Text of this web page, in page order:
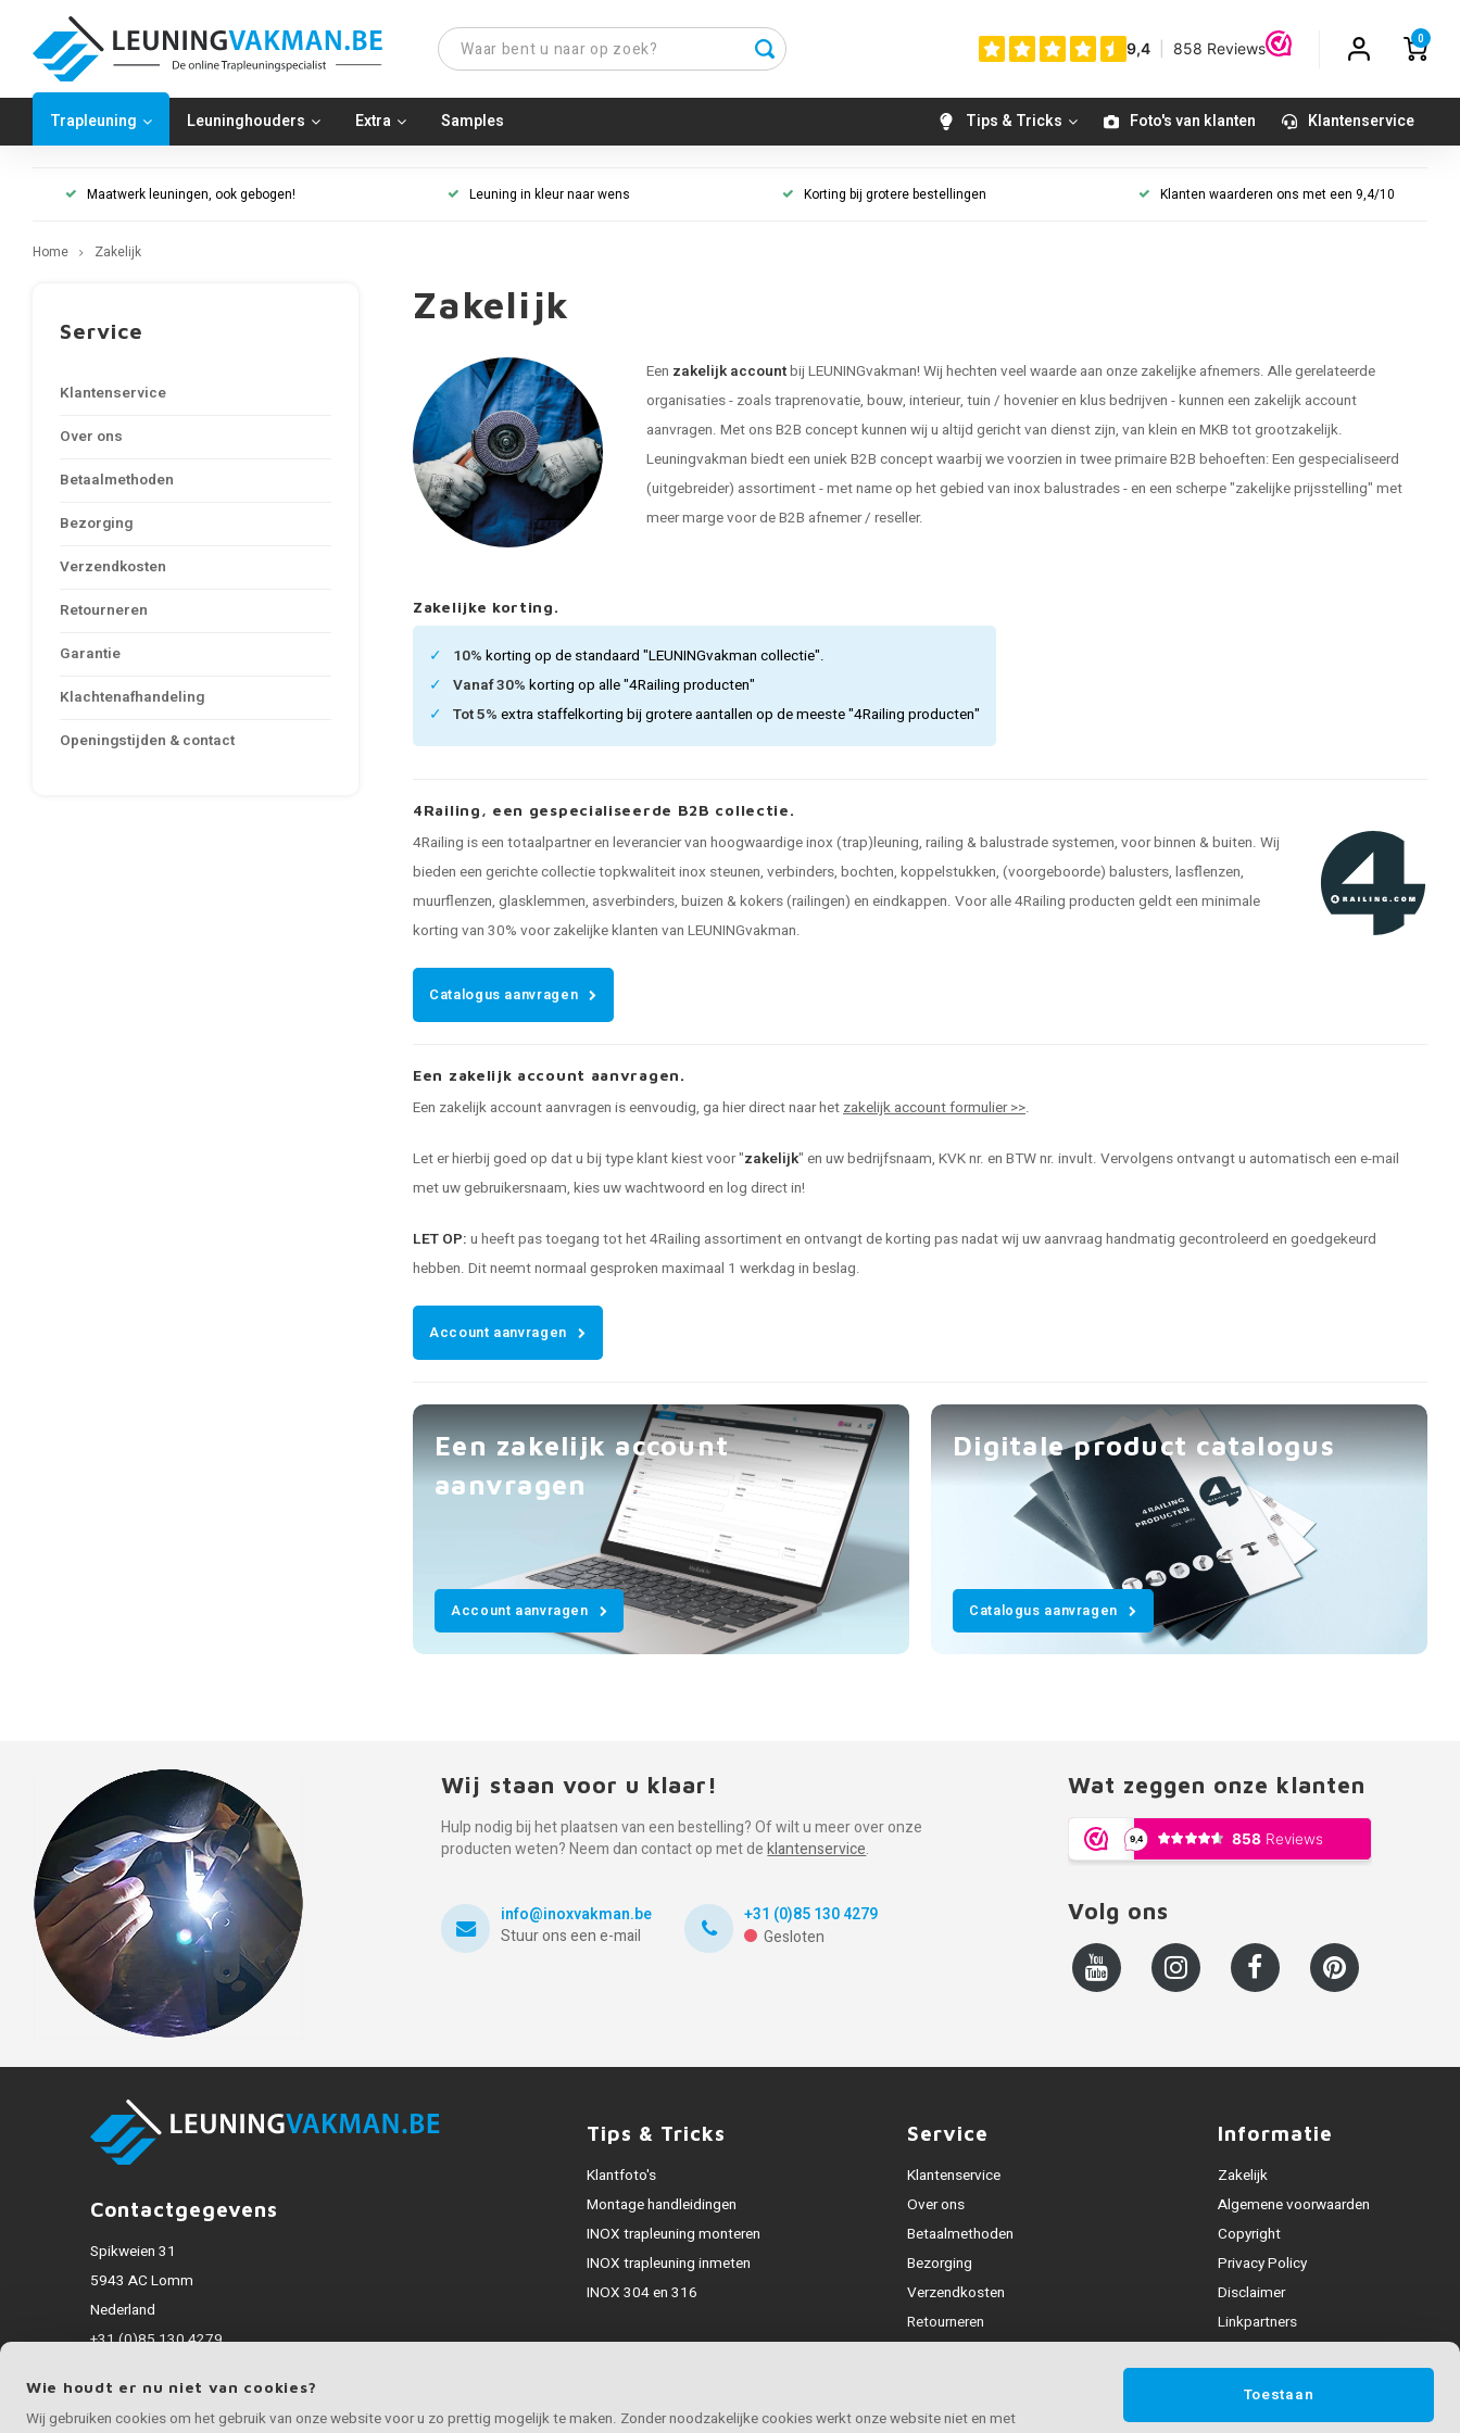
0
Trapleuning Leuninghouders Extra Samples Tips & Tricks Foto's van klanten Klantenservice
Maatwerk leuningen, ook gebogen! Leuning in kleur naar wens Korting bij grotere bestellingen Klanten waarderen ons met een 9,4/10
Home Zakelijk
Service
Klantenservice
Over ons
Betaalmethoden
Bezorging
Verzendkosten
Retourneren
Garantie
Klachtenafhandeling
Openingstijden & contact
Zakelijk
Een zakelijk accountbij LEUNINGvakman! Wij hechten veel waarde aan onze zakelijke afnemers. Alle gerelateerde
organisaties - zoals traprenovatie, bouw, interieur, tuin / hovenier en klus bedrijven - kunnen een zakelijk account
aanvragen. Met ons B2B concept kunnen wij u altijd gericht van dienst zijn, van klein en MKB tot grootzakelijk.
Leuningvakman biedt een uniek B2B concept waarbij we voorzien in twee primaire B2B behoeften: Een gespecialiseerd
(uitgebreider) assortiment - met name op het gebied van inox balustrades - en een scherpe "zakelijke prijsstelling" met
meer marge voor de B2B afnemer / reseller.
Zakelijke korting.
10% korting op de standaard "LEUNINGvakman collectie".
Vanaf 30% korting op alle "4Railing producten"
Tot 5% extra staffelkorting bij grotere aantallen op de meeste "4Railing producten"
4Railing, een gespecialiseerde B2B collectie.
4Railing is een totaalpartner en leverancier van hoogwaardige inox (trap)leuning, railing & balustrade systemen, voor binnen & buiten. Wij
bieden een gerichte collectie topkwaliteit inox steunen, verbinders, bochten, koppelstukken, (voorgeboorde) balusters, lasflenzen,
muurflenzen, glasklemmen, asverbinders, buizen & kokers (railingen) en eindkappen. Voor alle 4Railing producten geldt een minimale
korting van 30% voor zakelijke klanten van LEUNINGvakman.
Catalogus aanvragen
Een zakelijk account aanvragen.
Een zakelijk account aanvragen is eenvoudig, ga hier direct naar hetzakelijk account formulier >>.
Let er hierbij goed op dat u bij type klant kiest voor "zakelijk" en uw bedrijfsnaam, KVK nr. en BTW nr. invult. Vervolgens ontvangt u automatisch een e-mail
met uw gebruikersnaam, kies uw wachtwoord en log direct in!
LET OP: u heeft pas toegang tot het 4Railing assortiment en ontvangt de korting pas nadat wij uw aanvraag handmatig gecontroleerd en goedgekeurd
hebben. Dit neemt normaal gesproken maximaal 1 werkdag in beslag.
Account aanvragen
Een zakelijk account
aanvragen
Account aanvragen
Digitale product catalogus
Catalogus aanvragen
Wij staan voor u klaar!
Hulp nodig bij het plaatsen van een bestelling? Of wilt u meer over onze
producten weten? Neem dan contact op met deklantenservice.
info@inoxvakman.be
Stuur ons een e-mail
+31 (0)85 130 4279
Gesloten
Wat zeggen onze klanten
Volg ons
Contactgegevens
Spikweien 31
5943 AC Lomm
Nederland
+31 (0)85 130 4279
Alle bedragen zijn incl. BTW
Tips & Tricks
Klantfoto's
Montage handleidingen
INOX trapleuning monteren
INOX trapleuning inmeten
INOX 304 en 316
Service
Klantenservice
Over ons
Betaalmethoden
Bezorging
Verzendkosten
Retourneren
Openingstijden & contact
Informatie
Zakelijk
Algemene voorwaarden
Copyright
Privacy Policy
Disclaimer
Linkpartners
Wie houdt er nu niet van cookies?
Wij gebruiken cookies om het gebruik van onze website voor u zo prettig mogelijk te maken. Zonder noodzakelijke cookies werkt onze website niet en met
Toestaan